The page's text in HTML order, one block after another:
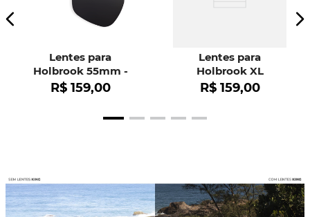
Lentes para
Holbrook 55mm -
OO9102
R$ 159,00
Lentes para
Holbrook XL
R$ 159,00